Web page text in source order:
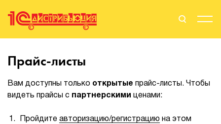
Поиск
Прайс-листы
Вам доступны только открытые прайс-листы. Чтобы
видеть прайсы с партнерскими ценами:
Пройдите авторизацию/регистрацию на этом